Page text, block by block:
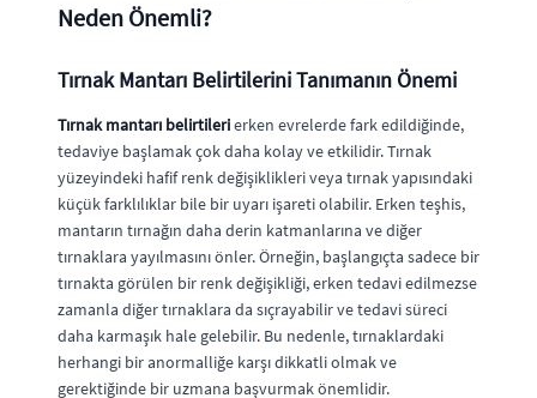
Neden Önemli?
Tırnak Mantarı Belirtilerini Tanımanın Önemi
Tırnak mantarı belirtilerierken evrelerde fark edildiğinde,
tedaviye başlamak çok daha kolay ve etkilidir. Tırnak
yüzeyindeki hafif renk değişiklikleri veya tırnak yapısındaki
küçük farklılıklar bile bir uyarı işareti olabilir. Erken teşhis,
mantarın tırnağın daha derin katmanlarına ve diğer
tırnaklara yayılmasını önler. Örneğin, başlangıçta sadece bir
tırnakta görülen bir renk değişikliği, erken tedavi edilmezse
zamanla diğer tırnaklara da sıçrayabilir ve tedavi süreci
daha karmaşık hale gelebilir. Bu nedenle, tırnaklardaki
herhangi bir anormalliğe karşı dikkatli olmak ve
gerektiğinde bir uzmana başvurmak önemlidir.